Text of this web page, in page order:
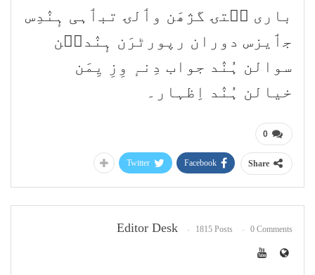
باری سۭتۍ گژھَن وٲلۍ تبٲہی ہٕنٛدِس
جٲیزس دوران رپورٹرَن ہٕنٛدٮ۪ن
سوالن ہُنٛد جواب دِنہٕ وِزِ یِمَن
خیالن ہُنٛد اِظہار۔
0
Share
Facebook
Twitter
Editor Desk 1815 Posts 0 Comments